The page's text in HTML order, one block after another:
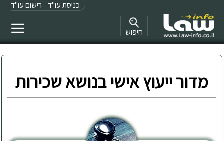
כניסת עו"ד רישום עו"ד
חיפוש
מדור ייעוץ אישי בנושא שכירות